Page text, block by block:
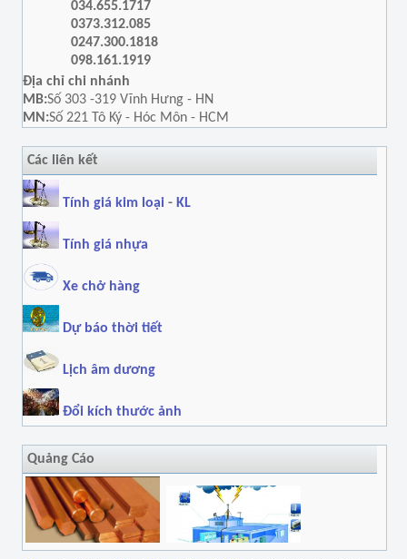
034.655.1717
0373.312.085
0247.300.1818
098.161.1919
Địa chỉ chi nhánh
MB:Số 303 -319 Vĩnh Hưng - HN
MN:Số 221 Tô Ký - Hóc Môn - HCM
Các liên kết
Tính giá kim loại - KL
Tính giá nhựa
Xe chở hàng
Dự báo thời tiết
Lịch âm dương
Đổi kích thước ảnh
Quảng Cáo